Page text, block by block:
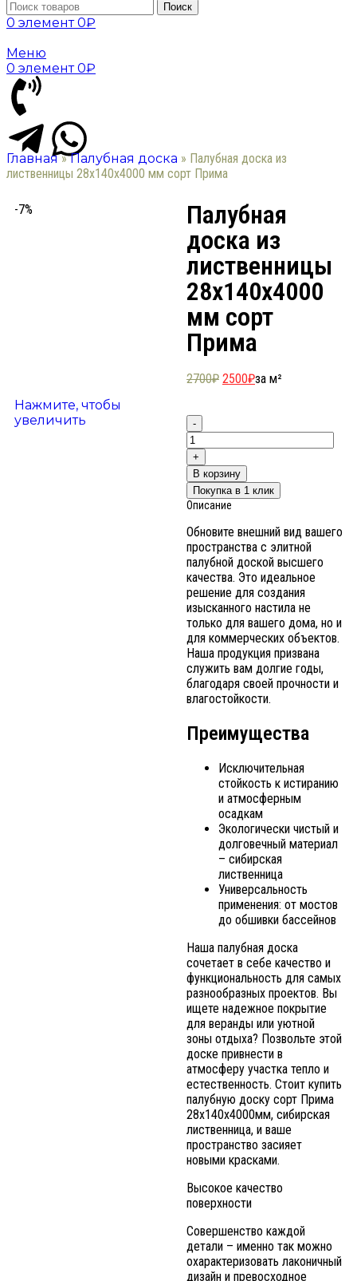
Поиск
0 элемент 0₽
Меню
0 элемент 0₽
Главная»Палубная доска » Палубная доска из
лиственницы 28х140х4000 мм сорт Прима
-7%
Нажмите, чтобы
увеличить
Палубная
доска из
лиственницы
28х140х4000
мм сорт
Прима
2700₽ 2500₽за м²
В корзину
Покупка в 1 клик
Описание
Обновите внешний вид вашего
пространства с элитной
палубной доской высшего
качества. Это идеальное
решение для создания
изысканного настила не
только для вашего дома, но и
для коммерческих объектов.
Наша продукция призвана
служить вам долгие годы,
благодаря своей прочности и
влагостойкости.
Преимущества
Исключительная
стойкость к истиранию
и атмосферным
осадкам
Экологически чистый и
долговечный материал
– сибирская
лиственница
Универсальность
применения: от мостов
до обшивки бассейнов
Наша палубная доска
сочетает в себе качество и
функциональность для самых
разнообразных проектов. Вы
ищете надежное покрытие
для веранды или уютной
зоны отдыха? Позвольте этой
доске привнести в
атмосферу участка тепло и
естественность. Стоит купить
палубную доску сорт Прима
28х140х4000мм, сибирская
лиственница, и ваше
пространство засияет
новыми красками.
Высокое качество
поверхности
Совершенство каждой
детали – именно так можно
охарактеризовать лаконичный
дизайн и превосходное